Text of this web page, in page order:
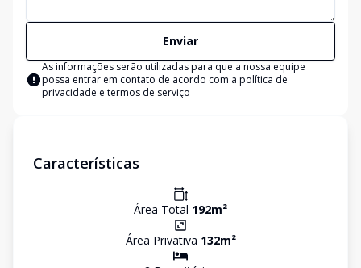
Enviar
As informações serão utilizadas para que a nossa equipe
possa entrar em contato de acordo com a política de
privacidade e termos de serviço
Características
Área Total 192m²
Área Privativa 132m²